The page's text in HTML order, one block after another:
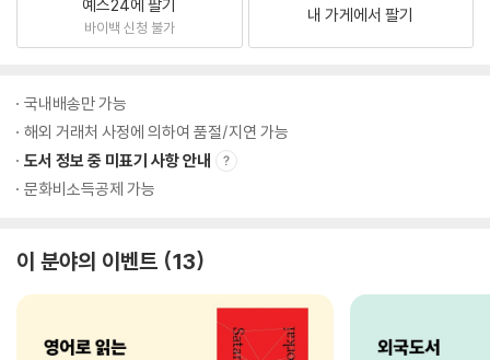
예스24에 팔기
바이백 신청 불가
내 가게에서 팔기
국내배송만 가능
해외 거래처 사정에 의하여 품절/지연 가능
도서 정보 중 미표기 사항 안내
문화비소득공제 가능
이 분야의 이벤트 13